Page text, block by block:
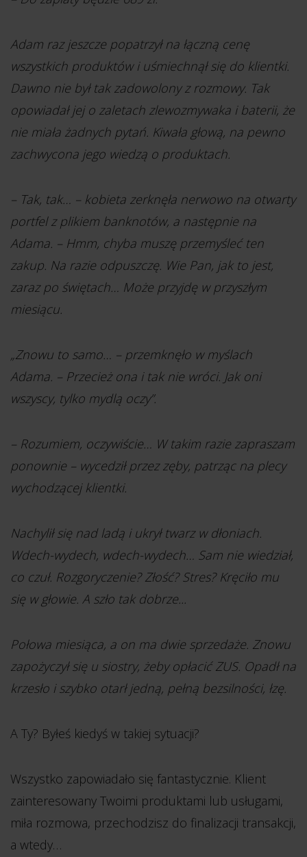
Adam raz jeszcze popatrzył na łączną cenę
wszystkich produktów i uśmiechnął się do klientki.
Dawno nie był tak zadowolony z rozmowy. Tak
opowiadał jej o zaletach zlewozmywaka i baterii, że
nie miała żadnych pytań. Kiwała głową, na pewno
zachwycona jego wiedzą o produktach.
– Tak, tak… – kobieta zerknęła nerwowo na otwarty
portfel z plikiem banknotów, a następnie na
Adama. – Hmm, chyba muszę przemyśleć ten
zakup. Na razie odpuszczę. Wie Pan, jak to jest,
zaraz po świętach… Może przyjdę w przyszłym
miesiącu.
„Znowu to samo… – przemknęło w myślach
Adama. – Przecież ona i tak nie wróci. Jak oni
wszyscy, tylko mydlą oczy”.
– Rozumiem, oczywiście… W takim razie zapraszam
ponownie – wycedził przez zęby, patrząc na plecy
wychodzącej klientki.
Nachylił się nad ladą i ukrył twarz w dłoniach.
Wdech-wydech, wdech-wydech… Sam nie wiedział,
co czuł. Rozgoryczenie? Złość? Stres? Kręciło mu
się w głowie. A szło tak dobrze...
Połowa miesiąca, a on ma dwie sprzedaże. Znowu
zapożyczył się u siostry, żeby opłacić ZUS. Opadł na
krzesło i szybko otarł jedną, pełną bezsilności, łzę.
A Ty? Byłeś kiedyś w takiej sytuacji?
Wszystko zapowiadało się fantastycznie. Klient
zainteresowany Twoimi produktami lub usługami,
miła rozmowa, przechodzisz do finalizacji transakcji,
a wtedy…